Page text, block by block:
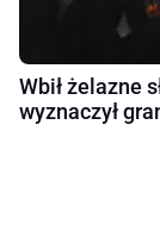
Wbił żelazne
wyznaczył